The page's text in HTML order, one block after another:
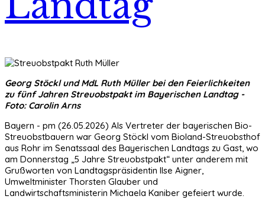
Georg Stöckl und MdL Ruth Müller bei den Feierlichkeiten
zu fünf Jahren Streuobstpakt im Bayerischen Landtag -
Foto: Carolin Arns
Bayern - pm (26.05.2026) Als Vertreter der bayerischen Bio-
Streuobstbauern war Georg Stöckl vom Bioland-Streuobsthof
aus Rohr im Senatssaal des Bayerischen Landtags zu Gast, wo
am Donnerstag „5 Jahre Streuobstpakt“ unter anderem mit
Grußworten von Landtagspräsidentin Ilse Aigner,
Umweltminister Thorsten Glauber und
Landwirtschaftsministerin Michaela Kaniber gefeiert wurde.